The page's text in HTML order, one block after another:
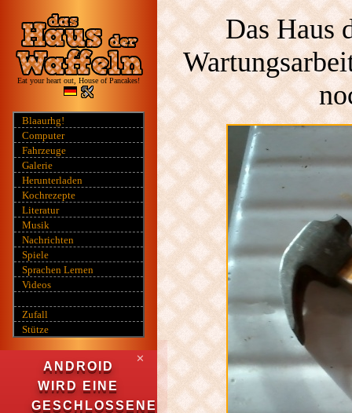
Eat your heart out, House of Pancakes!
Blaaurhg!
Computer
Fahrzeuge
Galerie
Herunterladen
Kochrezepte
Literatur
Musik
Nachrichten
Spiele
Sprachen Lernen
Videos
Zufall
Stütze
ANDROID
WIRD EINE
GESCHLOSSENE
✕
Das Haus